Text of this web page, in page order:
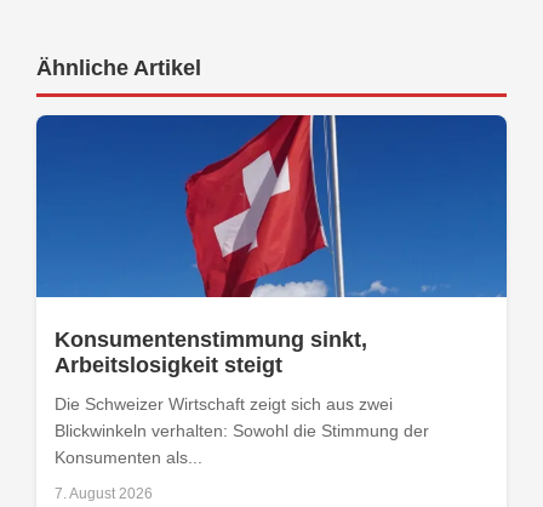
Ähnliche Artikel
Konsumentenstimmung sinkt,
Arbeitslosigkeit steigt
Die Schweizer Wirtschaft zeigt sich aus zwei
Blickwinkeln verhalten: Sowohl die Stimmung der
Konsumenten als...
7. August 2026